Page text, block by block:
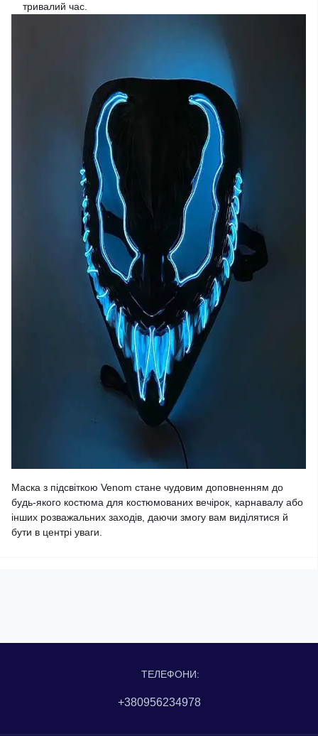
тривалий час.
Маска з підсвіткою Venom стане чудовим доповненням до
будь-якого костюма для костюмованих вечірок, карнавалу або
інших розважальних заходів, даючи змогу вам виділятися й
бути в центрі уваги.
ТЕЛЕФОНИ:
+380956234978